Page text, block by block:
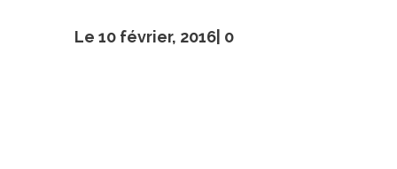
Le 10 février, 2016| 0